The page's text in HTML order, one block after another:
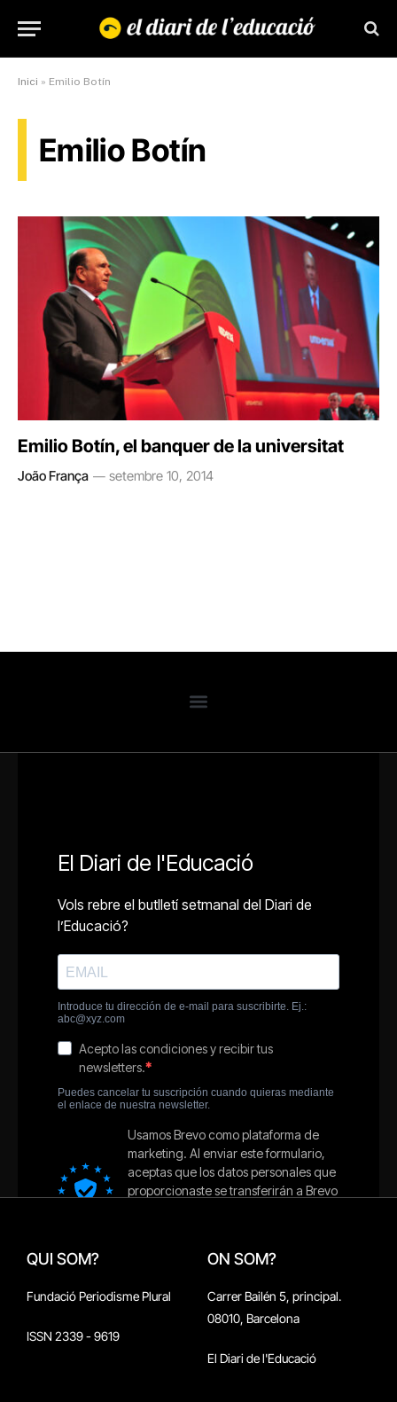
Inici » Emilio Botín
Emilio Botín
Emilio Botín, el banquer de la universitat
João França setembre 10, 2014
QUI SOM?
Fundació Periodisme Plural
ISSN 2339 - 9619
ON SOM?
Carrer Bailén 5, principal.
08010, Barcelona
El Diari de l'Educació